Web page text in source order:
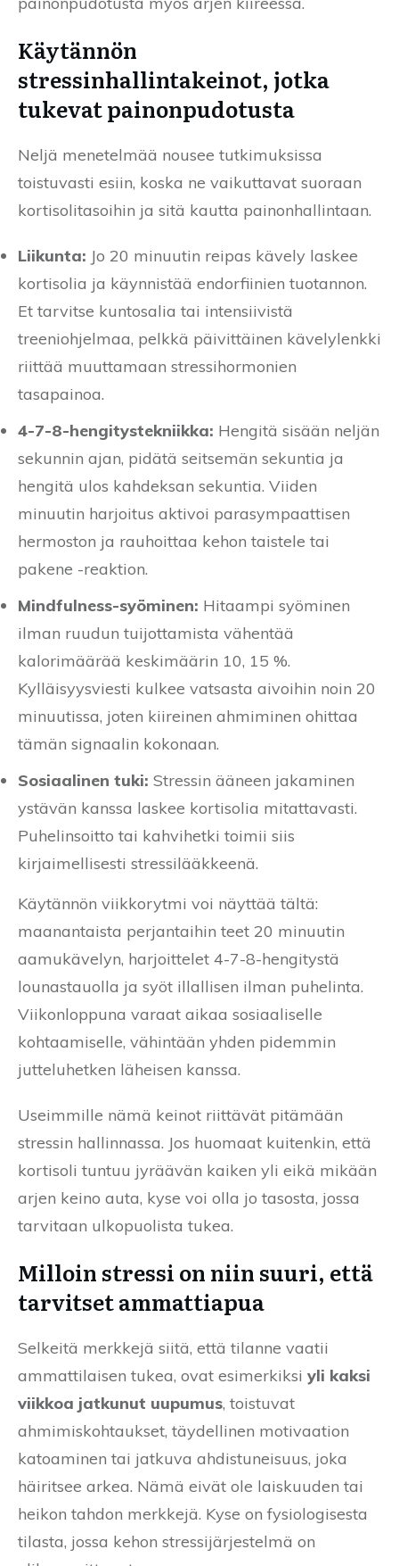
Käytännön
stressinhallintakeinot, jotka
tukevat painonpudotusta
Neljä menetelmää nousee tutkimuksissa
toistuvasti esiin, koska ne vaikuttavat suoraan
kortisolitasoihin ja sitä kautta painonhallintaan.
Liikunta: Jo 20 minuutin reipas kävely laskee
kortisolia ja käynnistää endorfiinien tuotannon.
Et tarvitse kuntosalia tai intensiivistä
treeniohjelmaa, pelkkä päivittäinen kävelylenkki
riittää muuttamaan stressihormonien
tasapainoa.
4-7-8-hengitystekniikka: Hengitä sisään neljän
sekunnin ajan, pidätä seitsemän sekuntia ja
hengitä ulos kahdeksan sekuntia. Viiden
minuutin harjoitus aktivoi parasympaattisen
hermoston ja rauhoittaa kehon taistele tai
pakene -reaktion.
Mindfulness-syöminen: Hitaampi syöminen
ilman ruudun tuijottamista vähentää
kalorimäärää keskimäärin 10, 15 %.
Kylläisyysviesti kulkee vatsasta aivoihin noin 20
minuutissa, joten kiireinen ahmiminen ohittaa
tämän signaalin kokonaan.
Sosiaalinen tuki: Stressin ääneen jakaminen
ystävän kanssa laskee kortisolia mitattavasti.
Puhelinsoitto tai kahvihetki toimii siis
kirjaimellisesti stressilääkkeenä.
Käytännön viikkorytmi voi näyttää tältä:
maanantaista perjantaihin teet 20 minuutin
aamukävelyn, harjoittelet 4-7-8-hengitystä
lounastauolla ja syöt illallisen ilman puhelinta.
Viikonloppuna varaat aikaa sosiaaliselle
kohtaamiselle, vähintään yhden pidemmin
jutteluhetken läheisen kanssa.
Useimmille nämä keinot riittävät pitämään
stressin hallinnassa. Jos huomaat kuitenkin, että
kortisoli tuntuu jyräävän kaiken yli eikä mikään
arjen keino auta, kyse voi olla jo tasosta, jossa
tarvitaan ulkopuolista tukea.
Milloin stressi on niin suuri, että
tarvitset ammattiapua
Selkeitä merkkejä siitä, että tilanne vaatii
ammattilaisen tukea, ovat esimerkiksi yli kaksi
viikkoa jatkunut uupumus, toistuvat
ahmimiskohtaukset, täydellinen motivaation
katoaminen tai jatkuva ahdistuneisuus, joka
häiritsee arkea. Nämä eivät ole laiskuuden tai
heikon tahdon merkkejä. Kyse on fysiologisesta
tilasta, jossa kehon stressijärjestelmä on